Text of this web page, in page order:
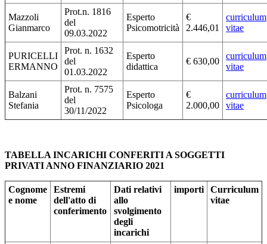
Mazzoli
Gianmarco
Prot.n. 1816
del
09.03.2022
Esperto
Psicomotricità
€
2.446,01
curriculum
vitae
PURICELLI
ERMANNO
Prot. n. 1632
del
01.03.2022
Esperto
didattica
€ 630,00
curriculum
vitae
Balzani
Stefania
Prot. n. 7575
del
30/11/2022
Esperto
Psicologa
€
2.000,00
curriculum
vitae
TABELLA INCARICHI CONFERITI A SOGGETTI
PRIVATI ANNO FINANZIARIO 2021
Cognome
e nome
Estremi
dell'atto di
conferimento
Dati relativi
allo
svolgimento
degli
incarichi
importi
Curriculum
vitae